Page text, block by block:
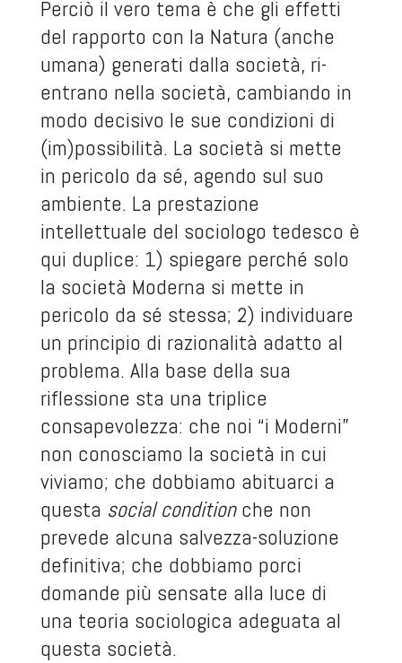
Perciò il vero tema è che gli effetti
del rapporto con la Natura (anche
umana) generati dalla società, ri-
entrano nella società, cambiando in
modo decisivo le sue condizioni di
(im)possibilità. La società si mette
in pericolo da sé, agendo sul suo
ambiente. La prestazione
intellettuale del sociologo tedesco è
qui duplice: 1) spiegare perché solo
la società Moderna si mette in
pericolo da sé stessa; 2) individuare
un principio di razionalità adatto al
problema. Alla base della sua
riflessione sta una triplice
consapevolezza: che noi “i Moderni”
non conosciamo la società in cui
viviamo; che dobbiamo abituarci a
questa social conditionche non
prevede alcuna salvezza-soluzione
definitiva; che dobbiamo porci
domande più sensate alla luce di
una teoria sociologica adeguata al
questa società.